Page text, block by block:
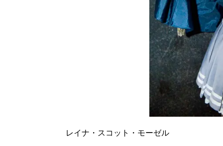
レイナ・スコット・モーゼル